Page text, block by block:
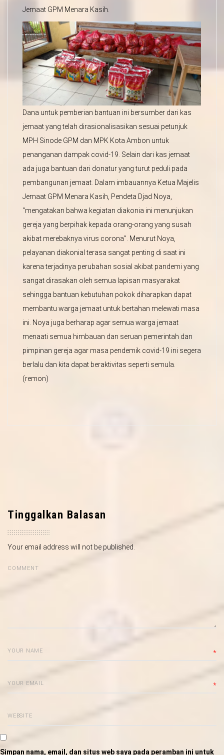
Jemaat GPM Menara Kasih.
Dana untuk pemberian bantuan ini bersumber dari kas
jemaat yang telah dirasionalisasikan sesuai petunjuk
MPH Sinode GPM dan MPK Kota Ambon untuk
penanganan dampak covid-19. Selain dari kas jemaat
ada juga bantuan dari donatur yang turut peduli pada
pembangunan jemaat. Dalam imbauannya Ketua Majelis
Jemaat GPM Menara Kasih, Pendeta Djad Noya,
“mengatakan bahwa kegiatan diakonia ini menunjukan
gereja yang berpihak kepada orang-orang yang susah
akibat merebaknya virus corona”. Menurut Noya,
pelayanan diakonial terasa sangat penting di saat ini
karena terjadinya perubahan sosial akibat pandemi yang
sangat dirasakan oleh semua lapisan masyarakat
sehingga bantuan kebutuhan pokok diharapkan dapat
membantu warga jemaat untuk bertahan melewati masa
ini. Noya juga berharap agar semua warga jemaat
menaati semua himbauan dan seruan pemerintah dan
pimpinan gereja agar masa pendemik covid-19 ini segera
berlalu dan kita dapat beraktivitas seperti semula.
(remon)
Tinggalkan Balasan
Your email address will not be published.
*
*
Simpan nama, email, dan situs web saya pada peramban ini untuk